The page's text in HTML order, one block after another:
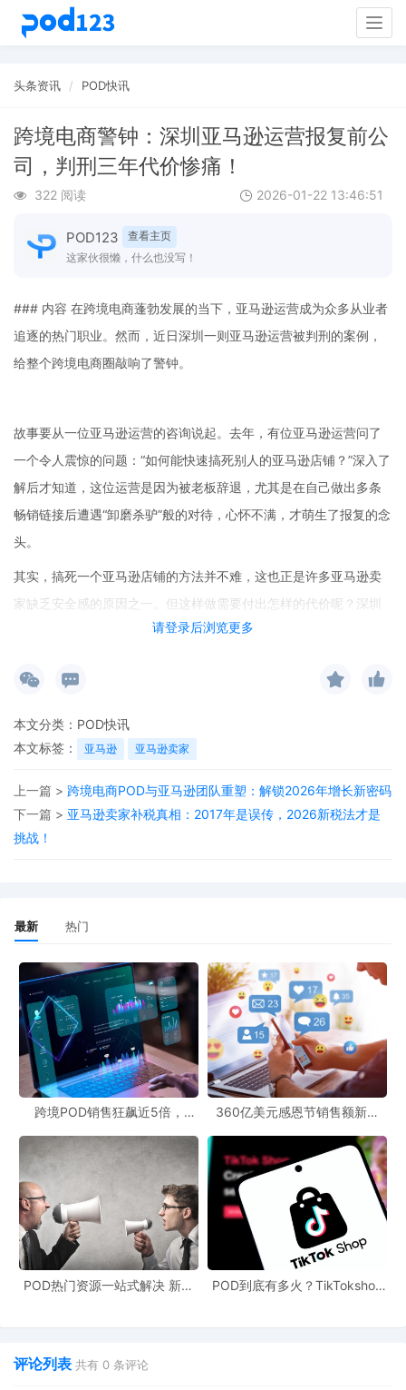
头条资讯 POD快讯
跨境电商警钟：深圳亚马逊运营报复前公
司，判刑三年代价惨痛！
322 阅读 2026-01-22 13:46:51
POD123
查看主页
这家伙很懒，什么也没写！
请登录后浏览更多
### 内容 在跨境电商蓬勃发展的当下，亚马逊运营成为众多从业者
追逐的热门职业。然而，近日深圳一则亚马逊运营被判刑的案例，
给整个跨境电商圈敲响了警钟。
故事要从一位亚马逊运营的咨询说起。去年，有位亚马逊运营问了
一个令人震惊的问题：“如何能快速搞死别人的亚马逊店铺？”深入了
解后才知道，这位运营是因为被老板辞退，尤其是在自己做出多条
畅销链接后遭遇“卸磨杀驴”般的对待，心怀不满，才萌生了报复的念
头。
其实，搞死一个亚马逊店铺的方法并不难，这也正是许多亚马逊卖
家缺乏安全感的原因之一。但这样做需要付出怎样的代价呢？深圳
龙华发布的一则案例就给出了惨痛的答案。
司，负责运营公司在北美站和欧洲站的亚马逊店铺，公司主营箱包
类和美妆类产品。入职一段时间后，老板余某认为魏某工作能力不
达标，在公司微信群里批评了他，双方因此发生激烈争执，魏某随
然而，事情并未就此结束。魏某辞职后越想越气，利用自己保留的
公司店铺密码，多次通过防关联浏览器进入公司网店的亚马逊后
购”。此外，魏某还修改了网店的广告费金额，导致广告费大增。
损。查看店铺设置后，发现了魏某的恶意操作，果断选择报警。经
警方查实，公司亚马逊店铺在北美站的商品损失合计超过325453.4
元，在多个国家亚马逊平台的广告费损失合计42640.91元，直接损
失总计368094.31元。此外，还造成了如品牌注册费、欧洲VAT税
号、德国包装法注册费等间接损失，合计99003.90元。
公司43万元，公司对魏某的行为表示了谅解。但深圳市龙华区人民
法院审理后认为，魏某违反国家规定，侵入计算机信息系统并实施
非法控制，情节特别严重，其行为已构成非法控制计算机信息系统
罪。魏某被判处有期徒刑三年，缓刑四年，并处罚金人民币二万
元。
这一案例给跨境电商从业者敲响了警钟。当遇到不公正的对待时，
本文分类： POD快讯
本文标签：
亚马逊 亚马逊卖家
上一篇 > 跨境电商POD与亚马逊团队重塑：解锁2026年增长新密码
下一篇 > 亚马逊卖家补税真相：2017年是误传，2026新税法才是
挑战！
最新 热门
跨境POD销售狂飙近5倍，
360亿美元感恩节销售额新纪
新风潮！
POD热门资源一站式解决 新手
POD到底有多火？TikTokshop
评论列表 共有 0 条评论